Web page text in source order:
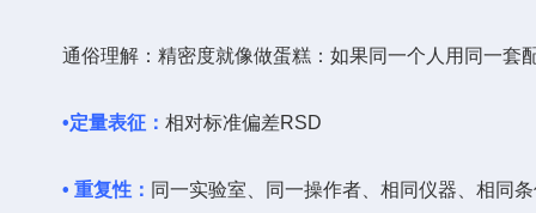
通俗理解：精密度就像做蛋糕：如果同一个人用同一套配
•定量表征 ： 相对标准偏差RSD
• 重复性 ： 同一实验室、同一操作者、相同仪器、相同